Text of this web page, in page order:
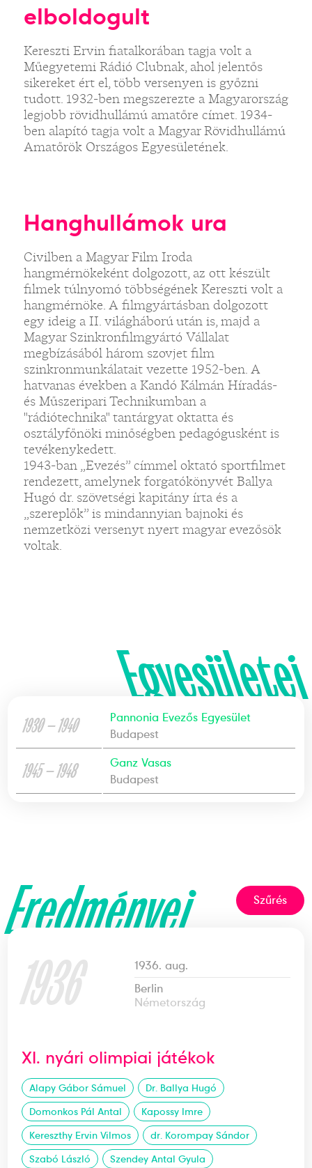
elboldogult
Kereszti Ervin fiatalkorában tagja volt a
Műegyetemi Rádió Clubnak, ahol jelentős
sikereket ért el, több versenyen is győzni
tudott. 1932-ben megszerezte a Magyarország
legjobb rövidhullámú amatőre címet. 1934-
ben alapító tagja volt a Magyar Rövidhullámú
Amatőrök Országos Egyesületének.
Hanghullámok ura
Civilben a Magyar Film Iroda
hangmérnökeként dolgozott, az ott készült
filmek túlnyomó többségének Kereszti volt a
hangmérnöke. A filmgyártásban dolgozott
egy ideig a II. világháború után is, majd a
Magyar Szinkronfilmgyártó Vállalat
megbízásából három szovjet film
szinkronmunkálatait vezette 1952-ben. A
hatvanas években a Kandó Kálmán Híradás-
és Műszeripari Technikumban a
"rádiótechnika" tantárgyat oktatta és
osztályfőnöki minőségben pedagógusként is
tevékenykedett.
1943-ban „Evezés” címmel oktató sportfilmet
rendezett, amelynek forgatókönyvét Ballya
Hugó dr. szövetségi kapitány írta és a
„szereplők” is mindannyian bajnoki és
nemzetközi versenyt nyert magyar evezősök
voltak.
Egyesületei
1930 — 1940
Pannonia Evezős Egyesület
Budapest
1945 — 1948
Ganz Vasas
Budapest
Eredményei Szűrés
1936
1936. aug.
Berlin
Németország
XI. nyári olimpiai játékok
Alapy Gábor Sámuel
Dr. Ballya Hugó
Domonkos Pál Antal
Kapossy Imre
Kereszthy Ervin Vilmos
dr. Korompay Sándor
Szabó László
Szendey Antal Gyula